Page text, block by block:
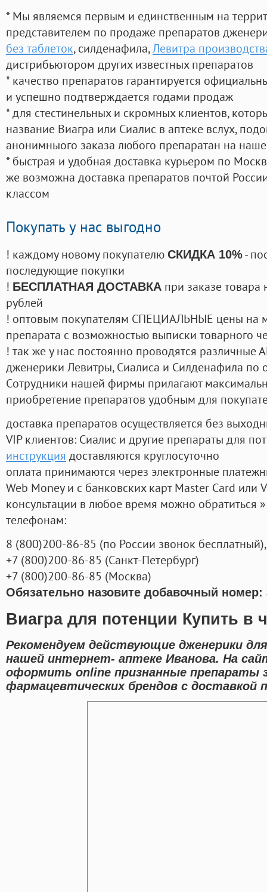
* Мы являемся первым и единственным на
представителем по продаже препаратов
без таблеток, силденафила,Левитра
дистрибьютором других известных препаратов
* качество препаратов гарантируется
и успешно подтверждается годами продаж
* для стестинельных и скромных клиентов,
название Виагра или Сиалис в аптеке вслух,
анонимныого заказа любого препаратан на
* быстрая и удобная доставка курьером по
же возможна доставка препаратов почтой
классом
Покупать у нас выгодно
! каждому новому покупателю СКИДКА 10%-
последующие покупки
! БЕСПЛАТНАЯ ДОСТАВКА при заказе
рублей
! оптовым покупателям СПЕЦИАЛЬНЫЕ цены на
препарата с возможностью выписки товарного
! так же у нас постоянно проводятся
дженерики Левитры, Сиалиса и Силденафила по
Cотрудники нашей фирмы прилагают
приобретение препаратов удобным для
доставка препаратов осуществляется без
VIP клиентов: Сиалис и другие препараты для
инструкция доставляются круглосуточно
оплата принимаются через электронные
Web Money и с банковских карт Master Card или
консультации в любое время можно обратиться
телефонам:
8 (800)200-86-85 (по России звонок бесплатный),
+7 (800)200-86-85 (Санкт-Петербург)
+7 (800)200-86-85 (Москва)
Обязательно назовите добавочный номер:
Виагра для потенции Купить в
Рекомендуем действующие дженерики
нашей интернет- аптеке Иванова. На
оформить online признанные препараты
фармацевтических брендов с доставкой